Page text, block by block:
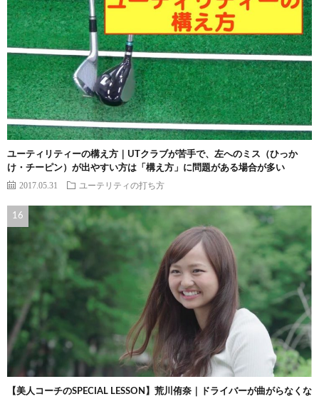
ユーティリティーの構え方｜UTクラブが苦手で、左へのミス（ひっか
け・チーピン）が出やすい方は「構え方」に問題がある場合が多い
2017.05.31 ユーテリティの打ち方
【美人コーチのSPECIAL LESSON】荒川侑奈｜ドライバーが曲がらなくな